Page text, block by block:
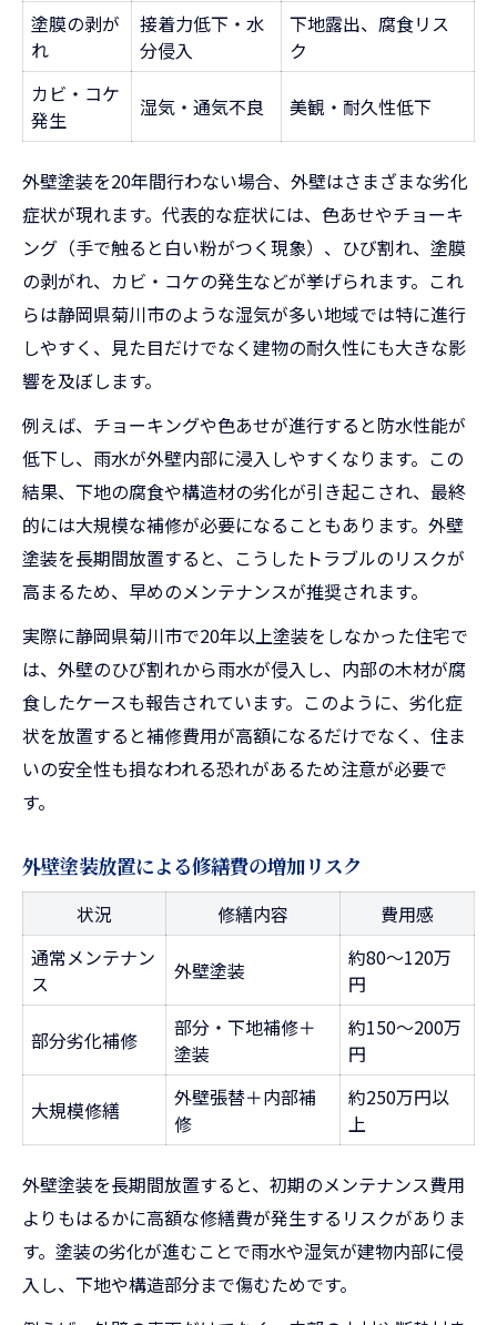
塗膜の剥が
れ
接着力低下・水
分侵入
下地露出、腐食リス
ク
カビ・コケ
発生
湿気・通気不良 美観・耐久性低下
外壁塗装を20年間行わない場合、外壁はさまざまな劣化
症状が現れます。代表的な症状には、色あせやチョーキ
ング（手で触ると白い粉がつく現象）、ひび割れ、塗膜
の剥がれ、カビ・コケの発生などが挙げられます。これ
らは静岡県菊川市のような湿気が多い地域では特に進行
しやすく、見た目だけでなく建物の耐久性にも大きな影
響を及ぼします。
例えば、チョーキングや色あせが進行すると防水性能が
低下し、雨水が外壁内部に浸入しやすくなります。この
結果、下地の腐食や構造材の劣化が引き起こされ、最終
的には大規模な補修が必要になることもあります。外壁
塗装を長期間放置すると、こうしたトラブルのリスクが
高まるため、早めのメンテナンスが推奨されます。
実際に静岡県菊川市で20年以上塗装をしなかった住宅で
は、外壁のひび割れから雨水が侵入し、内部の木材が腐
食したケースも報告されています。このように、劣化症
状を放置すると補修費用が高額になるだけでなく、住ま
いの安全性も損なわれる恐れがあるため注意が必要で
す。
外壁塗装放置による修繕費の増加リスク
状況 修繕内容
費用感
通常メンテナン
ス
外壁塗装
約80～120万
円
部分劣化補修
部分・下地補修＋
塗装
約150～200万
円
大規模修繕
外壁張替＋内部補
修
約250万円以
上
外壁塗装を長期間放置すると、初期のメンテナンス費用
よりもはるかに高額な修繕費が発生するリスクがありま
す。塗装の劣化が進むことで雨水や湿気が建物内部に侵
入し、下地や構造部分まで傷むためです。